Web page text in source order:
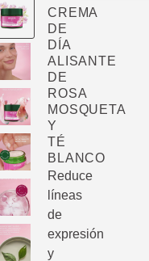
CREMA
DE
DÍA
ALISANTE
DE
ROSA
MOSQUETA
Y
TÉ
BLANCO
Reduce
líneas
de
expresión
y